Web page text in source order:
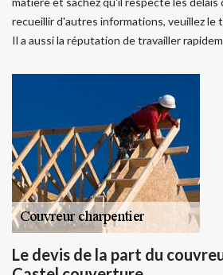
recueillir d'autres informations, veuillez
Il a aussi la réputation de travailler
Le devis de la part du